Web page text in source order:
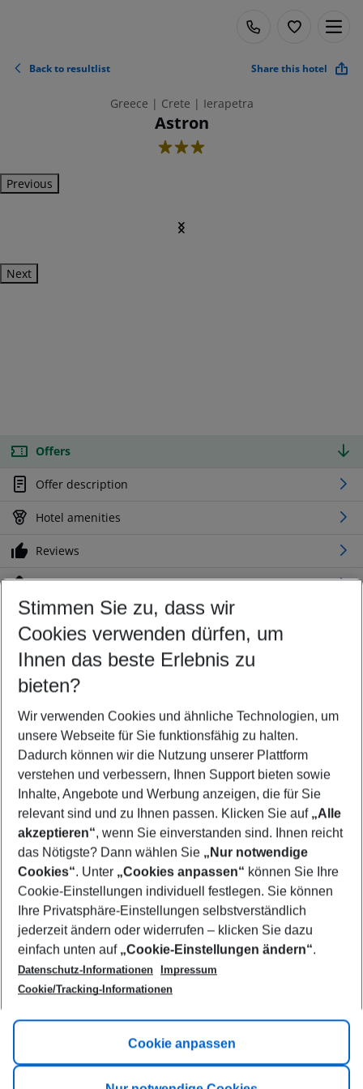
Back to resultlist Share this hotel
Greece | Crete | Ierapetra
Astron
3
Previous
Next
Offers
Offer description
Hotel amenities
Reviews
Location
Customize your offer
Find the perfect deal which suits your best
Your departure airport
Any airport
Select your date range
08/08/26–06/08/27 5-8 nights
Who will travel
2 adults No children
Show more filter
Footer
Footer navigation
Title A
Link A
Stimmen Sie zu, dass wir
Cookies verwenden dürfen, um
Ihnen das beste Erlebnis zu
bieten?
Wir verwenden Cookies und ähnliche Technologien, um
unsere Webseite für Sie funktionsfähig zu halten.
Dadurch können wir die Nutzung unserer Plattform
verstehen und verbessern, Ihnen Support bieten sowie
Inhalte, Angebote und Werbung anzeigen, die für Sie
relevant sind und zu Ihnen passen. Klicken Sie auf „Alle
akzeptieren“, wenn Sie einverstanden sind. Ihnen reicht
das Nötigste? Dann wählen Sie „Nur notwendige
Cookies“. Unter „Cookies anpassen“ können Sie Ihre
Cookie-Einstellungen individuell festlegen. Sie können
Ihre Privatsphäre-Einstellungen selbstverständlich
jederzeit ändern oder widerrufen – klicken Sie dazu
einfach unten auf „Cookie-Einstellungen ändern“.
Datenschutz-Informationen
Impressum
Cookie/Tracking-Informationen
Cookie anpassen